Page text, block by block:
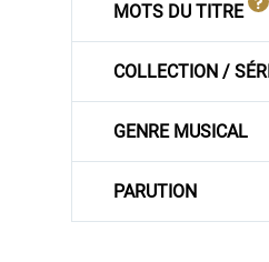
MOTS DU TITRE
COLLECTION /
GENRE MUSICAL
PARUTION